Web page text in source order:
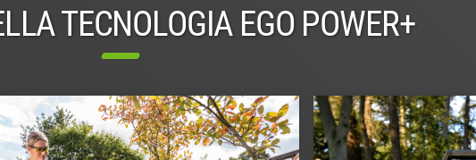
TECNOLOGIA EGO POWER+